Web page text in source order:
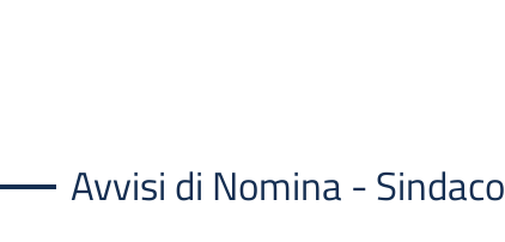
Avvisi di Nomina - Sindaco